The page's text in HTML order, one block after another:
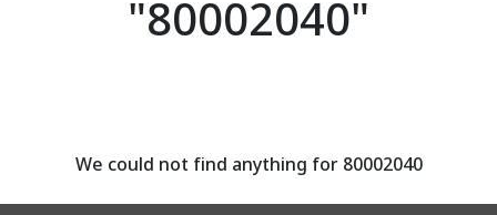
assignment ลงทะเบียน
"80002040"
We could not find anything for 80002040